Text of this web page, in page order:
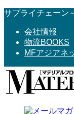
コ
へ
ス
ナ
ョ
ン
サプライチェーン
会社情報
物流BOOKS
MFアジアネ